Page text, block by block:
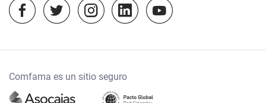
Temporada escolar 2023
Comfama es un sitio seguro